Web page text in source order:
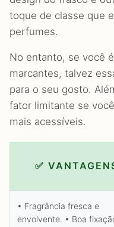
toque de classe que
perfumes.
No entanto, se você
marcantes, talvez
para o seu gosto.
fator limitante se
mais acessíveis.
✅
• Fragrância fresca e
envolvente. • Boa